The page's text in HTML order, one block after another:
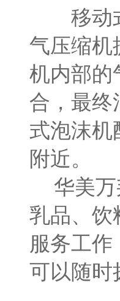
移动式
气压缩
机内部
合，最
式泡沫
附近。
华美万
乳品、
服务工
可以随